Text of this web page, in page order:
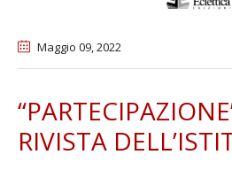
Maggio 09, 2022
RIVISTA